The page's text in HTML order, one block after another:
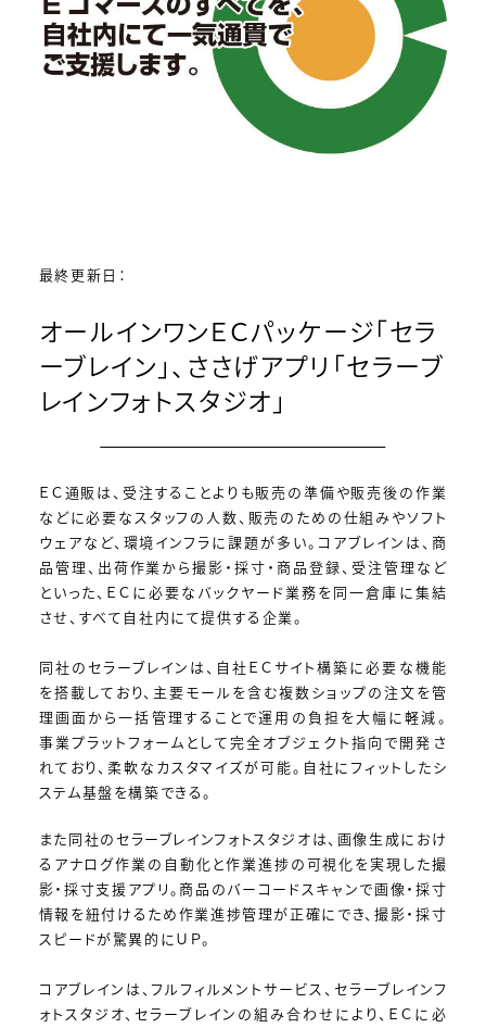
最終更新日：
オールインワンＥＣパッケージ「セラ
ーブレイン」、ささげアプリ「セラーブ
レインフォトスタジオ」
ＥＣ通販は、受注することよりも販売の準備や販売後の作業
などに必要なスタッフの人数、販売のための仕組みやソフト
ウェアなど、環境インフラに課題が多い。コアブレインは、商
品管理、出荷作業から撮影・採寸・商品登録、受注管理など
といった、ＥＣに必要なバックヤード業務を同一倉庫に集結
させ、すべて自社内にて提供する企業。
同社のセラーブレインは、自社ＥＣサイト構築に必要な機能
を搭載しており、主要モールを含む複数ショップの注文を管
理画面から一括管理することで運用の負担を大幅に軽減。
事業プラットフォームとして完全オブジェクト指向で開発さ
れており、柔軟なカスタマイズが可能。自社にフィットしたシ
ステム基盤を構築できる。
また同社のセラーブレインフォトスタジオは、画像生成におけ
るアナログ作業の自動化と作業進捗の可視化を実現した撮
影・採寸支援アプリ。商品のバーコードスキャンで画像・採寸
情報を紐付けるため作業進捗管理が正確にでき、撮影・採寸
スピードが驚異的にＵＰ。
コアブレインは、フルフィルメントサービス、セラーブレインフ
ォトスタジオ、セラーブレインの組み合わせにより、ＥＣに必